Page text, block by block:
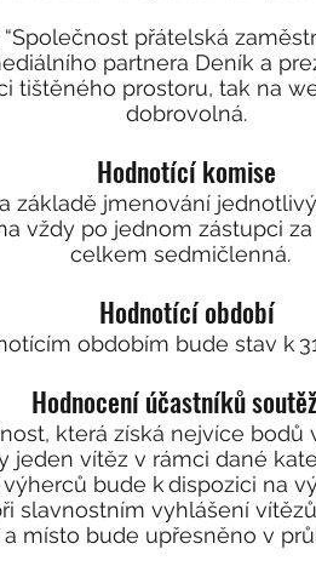
přátelská
partnera Deník a
tištěného prostoru, tak na
dobrovolná.
Hodnotící komise
základě jmenování
vždy po jednom zástupci
celkem sedmičlenná.
Hodnotící období
obdobím bude stav k
Hodnocení účastníků
která získá nejvíce bodů
jeden vítěz v rámci dané
bude k dispozici na
slavnostním vyhlášení
místo bude upřesněno v